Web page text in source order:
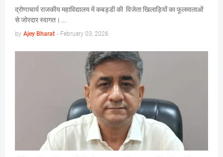
द्रोणाचार्य राजकीय महाविद्यालय में कबड्डी की विजेता खिलाड़ियों का फूलमालाओं
से जोरदार स्वागत। …
by Ajey Bharat - February 03, 2026